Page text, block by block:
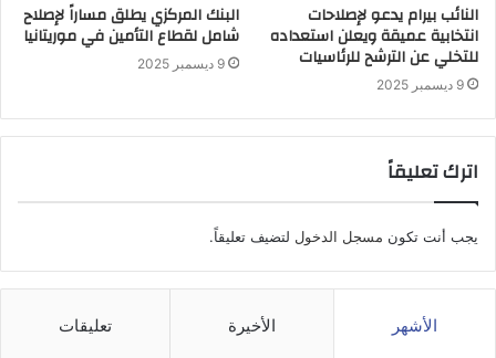
النائب بيرام يدعو لإصلاحات
انتخابية عميقة ويعلن استعداده
للتخلي عن الترشح للرئاسيات
9 ديسمبر 2025
البنك المركزي يطلق مساراً لإصلاح
شامل لقطاع التأمين في موريتانيا
9 ديسمبر 2025
اترك تعليقاً
يجب أنت تكون مسجل الدخول لتضيف تعليقاً.
الأشهر الأخيرة تعليقات